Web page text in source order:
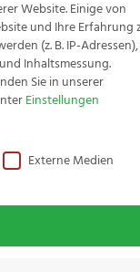
Website. Einige von
und Ihre Erfahrung
(z. B. IP-Adressen),
Inhaltsmessung.
Sie in unserer
Einstellungen
Externe Medien